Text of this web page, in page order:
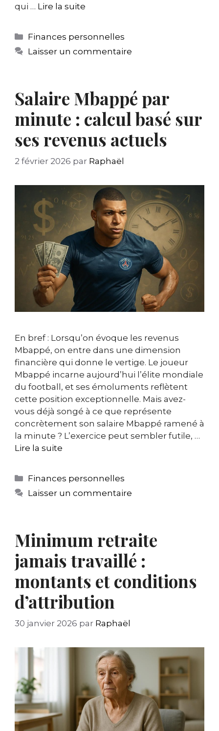
qui … Lire la suite
Catégories
Finances personnelles
Laisser un commentaire
Salaire Mbappé par
minute : calcul basé sur
ses revenus actuels
2 février 2026 par Raphaël
En bref : Lorsqu’on évoque les revenus
Mbappé, on entre dans une dimension
financière qui donne le vertige. Le joueur
Mbappé incarne aujourd’hui l’élite mondiale
du football, et ses émoluments reflètent
cette position exceptionnelle. Mais avez-
vous déjà songé à ce que représente
concrètement son salaire Mbappé ramené à
la minute ? L’exercice peut sembler futile, …
Lire la suite
Catégories
Finances personnelles
Laisser un commentaire
Minimum retraite
jamais travaillé :
montants et conditions
d’attribution
30 janvier 2026 par Raphaël